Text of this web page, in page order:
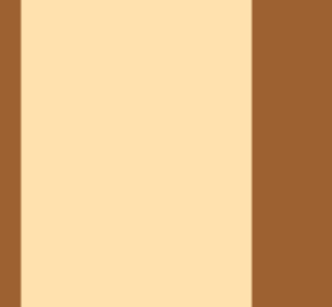
et l'esthétique de votre couverture.
de zinguerie.